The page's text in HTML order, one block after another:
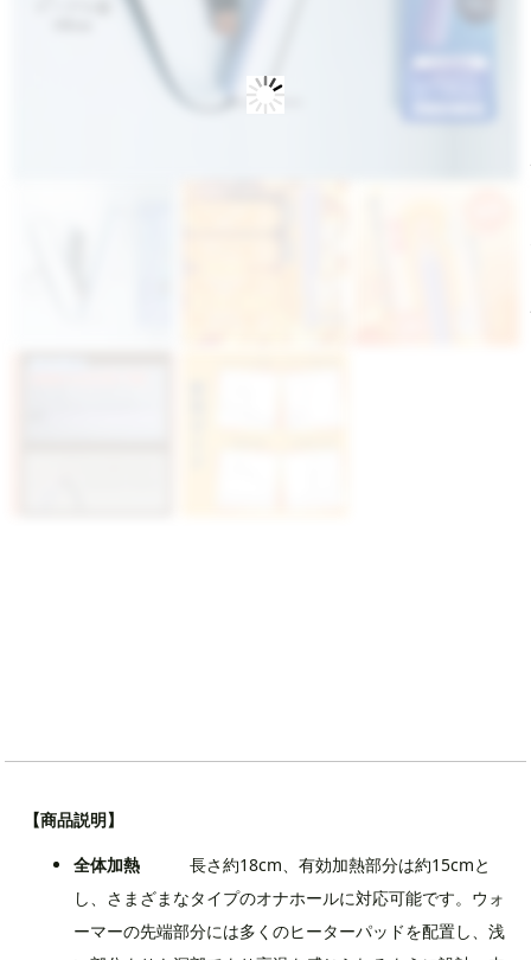
【商品説明】
全体加熱 長さ約18cm、有効加熱部分は約15cmと
し、さまざまなタイプのオナホールに対応可能です。ウォ
ーマーの先端部分には多くのヒーターパッドを配置し、浅